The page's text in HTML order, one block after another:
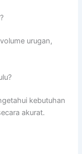
urugan,
kebutuhan
akurat.